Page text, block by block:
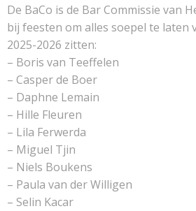
De BaCo is de Bar Commissie van
bij feesten om alles soepel te laten
2025-2026 zitten:
– Boris van Teeffelen
– Casper de Boer
– Daphne Lemain
– Hille Fleuren
– Lila Ferwerda
– Miguel Tjin
– Niels Boukens
– Paula van der Willigen
– Selin Kacar